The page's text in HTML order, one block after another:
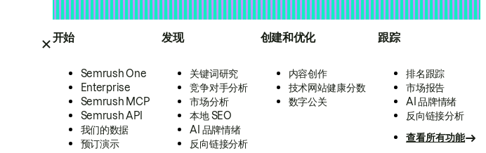
开始
Semrush One
Enterprise
Semrush MCP
Semrush API
我们的数据
预订演示
发现
关键词研究
竞争对手分析
市场分析
本地 SEO
AI 品牌情绪
反向链接分析
创建和优化
内容创作
技术网站健康分数
数字公关
跟踪
排名跟踪
市场报告
AI 品牌情绪
反向链接分析
查看所有功能